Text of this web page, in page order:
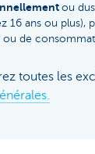
ou
16 ans ou plus),
ou de
toutes les